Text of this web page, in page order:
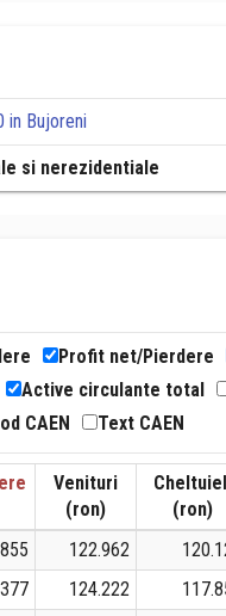
in Bujoreni
si nerezidentiale
Profit net/Pierdere
Active circulante total
CAEN Text CAEN
Venituri
(ron)
(ron)
122.962
124.222